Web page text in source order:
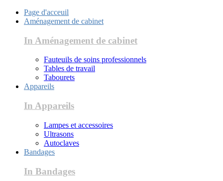
Page d'acceuil
Aménagement de cabinet
In Aménagement de cabinet
Fauteuils de soins professionnels
Tables de travail
Tabourets
Appareils
In Appareils
Lampes et accessoires
Ultrasons
Autoclaves
Bandages
In Bandages